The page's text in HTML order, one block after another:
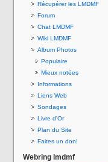
Récupérer les LMDMF
Forum
Chat LMDMF
Wiki LMDMF
Album Photos
Populaire
Mieux notées
Informations
Liens Web
Sondages
Livre d'Or
Plan du Site
Faites un don!
Webring lmdmf